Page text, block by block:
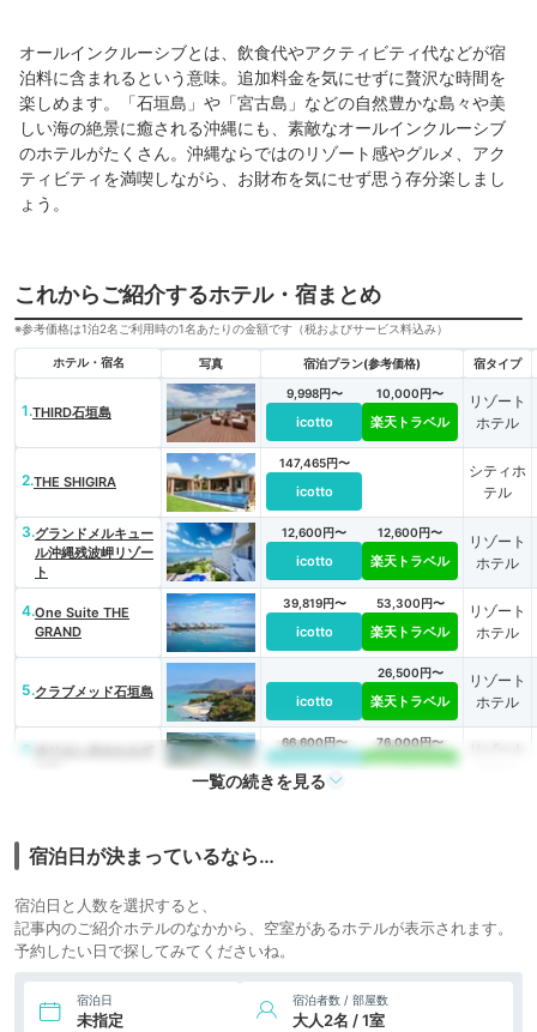
オールインクルーシブとは、飲食代やアクティビティ代などが宿
泊料に含まれるという意味。追加料金を気にせずに贅沢な時間を
楽しめます。「石垣島」や「宮古島」などの自然豊かな島々や美
しい海の絶景に癒される沖縄にも、素敵なオールインクルーシブ
のホテルがたくさん。沖縄ならではのリゾート感やグルメ、アク
ティビティを満喫しながら、お財布を気にせず思う存分楽しまし
ょう。
これからご紹介するホテル・宿まとめ
※参考価格は1泊2名ご利用時の1名あたりの金額です（税およびサービス料込み）
ホテル・宿名 写真 宿泊プラン(参考価格) 宿タイプ
1.THIRD石垣島
9,998円〜
icotto
10,000円〜
楽天トラベル
リゾート
ホテル
2.THE SHIGIRA
147,465円〜
icotto
シティホ
テル
3.グランドメルキュー
ル沖縄残波岬リゾー
ト
12,600円〜
icotto
12,600円〜
楽天トラベル
リゾート
ホテル
4.One Suite THE
GRAND
39,819円〜
icotto
53,300円〜
楽天トラベル
リゾート
ホテル
5.クラブメッド石垣島
icotto
26,500円〜
楽天トラベル
リゾート
ホテル
6. 66,600円〜
icotto
76,000円〜
楽天トラベル
リゾート
沖縄 読谷 ホテル＆
リゾート
一覧の続きを見る
宿泊日が決まっているなら…
宿泊日と人数を選択すると、
記事内のご紹介ホテルのなかから、空室があるホテルが表示されます。
予約したい日で探してみてくださいね。
宿泊日
未指定
宿泊者数 / 部屋数
大人2名 / 1室